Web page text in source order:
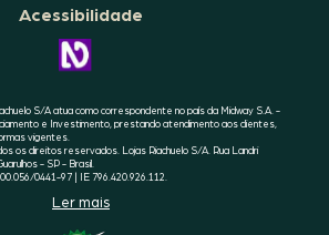
GOOGLE
Acessibilidade
CONHEÇA
A
S/A atua como correspondente no país da Midway S.A. -
e Investimento, prestando atendimento aos clientes,
vigentes.
os direitos reservados. Lojas Riachuelo S/A. Rua Landri
- SP - Brasil.
0441-97 | IE 796.420.926.112.
Ler mais